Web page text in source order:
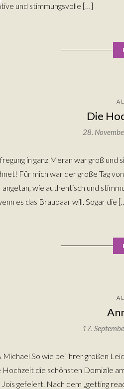
und stimmungsvolle […]
Die
28.
in ganz Meran war groß und
Für mich war der große Tag
angetan, wie authentisch und
es das Braupaar will. Sogar die
17.
Michael So wie bei ihrer großen
Hochzeit die schönsten Domizile
Jois gefeiert. Nach dem „getting